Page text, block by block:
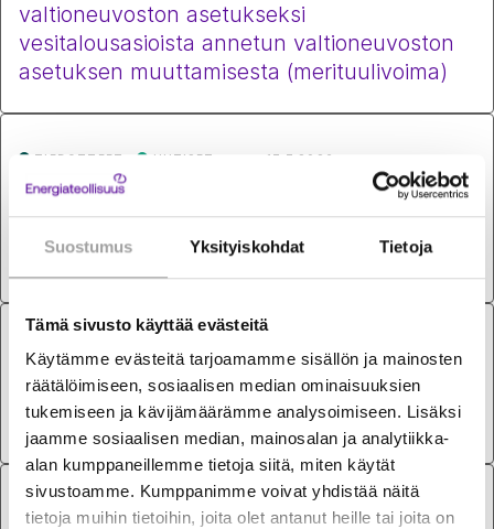
Suostumus Yksityiskohdat Tietoja
Tämä sivusto käyttää evästeitä
Käytämme evästeitä tarjoamamme sisällön ja mainosten
räätälöimiseen, sosiaalisen median ominaisuuksien
tukemiseen ja kävijämäärämme analysoimiseen. Lisäksi
jaamme sosiaalisen median, mainosalan ja analytiikka-
alan kumppaneillemme tietoja siitä, miten käytät
sivustoamme. Kumppanimme voivat yhdistää näitä
tietoja muihin tietoihin, joita olet antanut heille tai joita on
valtioneuvoston asetukseksi
vesitalousasioista annetun valtioneuvoston
asetuksen muuttamisesta (merituulivoima)
TIEDOTTEET UUTISET 17.7.2026
Komissio haluaa sähköistää Euroopan
päästökauppa on tähän paras ohjauskeino
Lausunto ulkomaisten sijoitusten
seurannasta ja lupamenettelyistä
LAUSUNNOT 1.7.2026